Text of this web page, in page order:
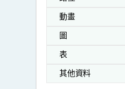
動畫
圖
表
其他資料